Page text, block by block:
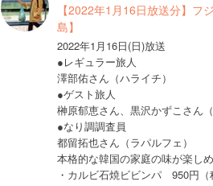
【2022年1月16日放送分】フ
島】
2022年1月16日(日)放送
●レギュラー旅人
澤部佑さん（ハライチ）
●ゲスト旅人
榊原郁恵さん、黒沢かずこさん（
●なり調調査員
都留拓也さん（ラパルフェ）
本格的な韓国の家庭の味が楽し
・カルビ石焼ビビンパ 950円（